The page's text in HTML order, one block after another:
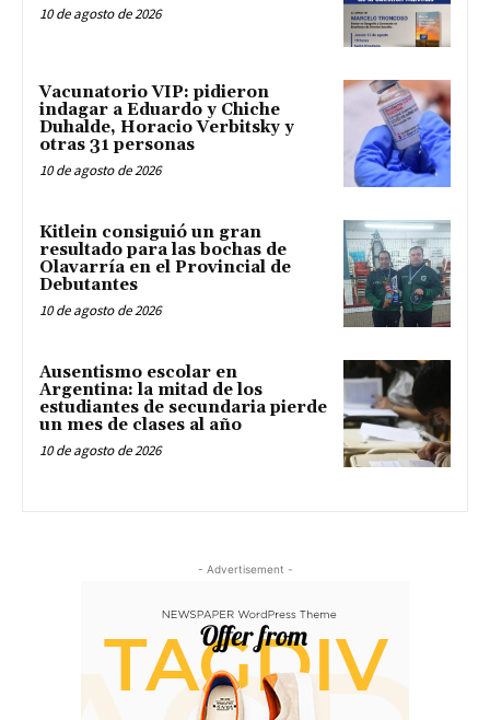
10 de agosto de 2026
Vacunatorio VIP: pidieron
indagar a Eduardo y Chiche
Duhalde, Horacio Verbitsky y
otras 31 personas
10 de agosto de 2026
Kitlein consiguió un gran
resultado para las bochas de
Olavarría en el Provincial de
Debutantes
10 de agosto de 2026
Ausentismo escolar en
Argentina: la mitad de los
estudiantes de secundaria pierde
un mes de clases al año
10 de agosto de 2026
- Advertisement -